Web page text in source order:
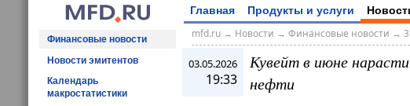
Главная Продукты и услуги
Финансовые новости
Новости эмитентов
Календарь
макростатистики
mfd.ru→ Новости → Финансовые новости →
03.05.2026
19:33
Кувейт в июне
нефти